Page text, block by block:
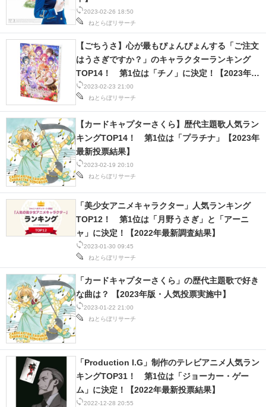
2023-02-26 18:50
ねとらぼリサーチ
2023-02-23 21:00
ねとらぼリサーチ
【ごちうさ】心が最もぴょんぴょんする「ご注文
はうさぎですか？」のキャラクターランキング
TOP14！ 第1位は「チノ」に決定！【2023年最
新投票結果】
2023-02-19 20:10
ねとらぼリサーチ
【カードキャプターさくら】歴代主題歌人気ラン
キングTOP14！ 第1位は「プラチナ」【2023年
最新投票結果】
2023-01-30 09:45
ねとらぼリサーチ
「美少女アニメキャラクター」人気ランキング
TOP12！ 第1位は「月野うさぎ」と「アーニ
ャ」に決定！【2022年最新調査結果】
2023-01-22 21:00
ねとらぼリサーチ
「カードキャプターさくら」の歴代主題歌で好き
な曲は？ 【2023年版・人気投票実施中】
2022-12-28 20:55
「Production I.G」制作のテレビアニメ人気ラン
キングTOP31！ 第1位は「ジョーカー・ゲー
ム」に決定！【2022年最新投票結果】